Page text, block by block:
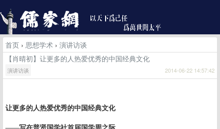
首页 › 思想学术 › 演讲访谈
【肖晴初】让更多的人热爱优秀的中国经典文化
演讲访谈 2014-06-22 14:57:42
让更多的人热爱优秀的中国经典文化